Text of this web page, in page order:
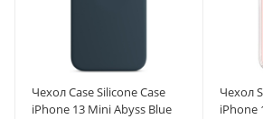
Чехол Case Silicone Case
iPhone 13 Mini Abyss Blue
Чехол
iPhone